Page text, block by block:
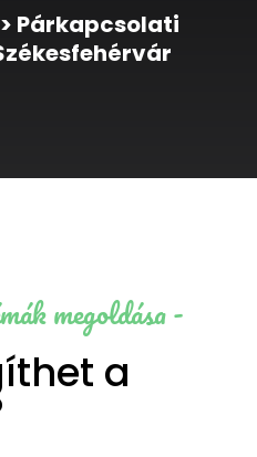
> Párkapcsolati
megoldása -
a